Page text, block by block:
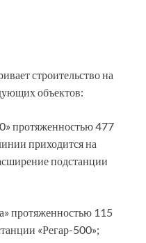
строительство на
объектов:
протяженностью 477
приходится на
подстанции
протяженностью 115
«Регар-500»;